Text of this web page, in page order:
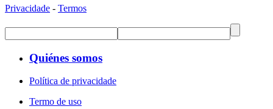
Privacidade - Termos
Quiénes somos
Política de privacidade
Termo de uso